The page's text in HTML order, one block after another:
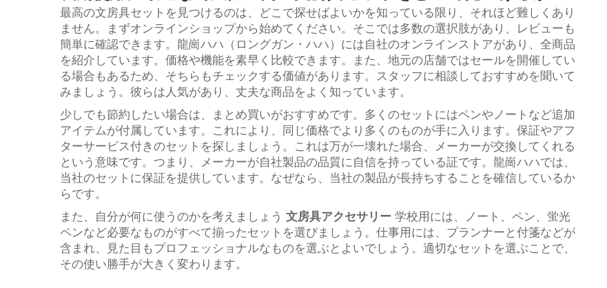
最高の文房具セットを見つけるのは、どこで探せばよいかを知っている限り、それほど難しくあり
ません。まずオンラインショップから始めてください。そこでは多数の選択肢があり、レビューも
簡単に確認できます。龍崗ハハ（ロングガン・ハハ）には自社のオンラインストアがあり、全商品
を紹介しています。価格や機能を素早く比較できます。また、地元の店舗ではセールを開催してい
る場合もあるため、そちらもチェックする価値があります。スタッフに相談しておすすめを聞いて
みましょう。彼らは人気があり、丈夫な商品をよく知っています。
少しでも節約したい場合は、まとめ買いがおすすめです。多くのセットにはペンやノートなど追加
アイテムが付属しています。これにより、同じ価格でより多くのものが手に入ります。保証やアフ
ターサービス付きのセットを探しましょう。これは万が一壊れた場合、メーカーが交換してくれる
という意味です。つまり、メーカーが自社製品の品質に自信を持っている証です。龍崗ハハでは、
当社のセットに保証を提供しています。なぜなら、当社の製品が長持ちすることを確信しているか
らです。
また、自分が何に使うのかを考えましょう 文房具アクセサリー 学校用には、ノート、ペン、蛍光
ペンなど必要なものがすべて揃ったセットを選びましょう。仕事用には、プランナーと付箋などが
含まれ、見た目もプロフェッショナルなものを選ぶとよいでしょう。適切なセットを選ぶことで、
その使い勝手が大きく変わります。